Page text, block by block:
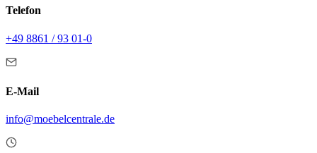
Telefon
+49 8861 / 93 01-0
E-Mail
info@moebelcentrale.de